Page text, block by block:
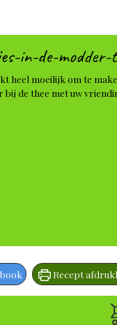
in-de-
heel moeilijk om te
de thee met uw
Recept